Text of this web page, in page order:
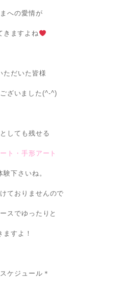
への愛情が
きますよね
ただいた皆様
ざいました(^-^)
しても残せる
ト・手形アート
験下さいね。
ておりませんので
スでゆったりと
ますよ！
ケジュール＊